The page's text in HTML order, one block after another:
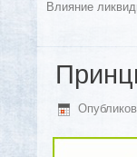
Влияние